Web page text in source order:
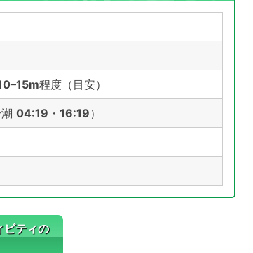
程度（目安）
04:19 ・ 16:19）
ビティの